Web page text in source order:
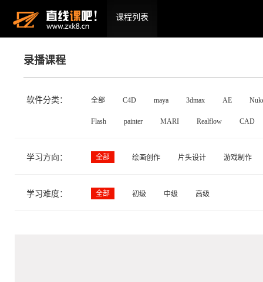
课程列表
录播课程
软件分类： 全部 C4D maya 3dmax AE
Flash painter MARI Realflow CAD
学习方向： 全部 绘画创作 片头设计 游戏制作
学习难度： 全部 初级 中级 高级